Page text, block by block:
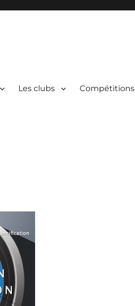
Les clubs Compétitions